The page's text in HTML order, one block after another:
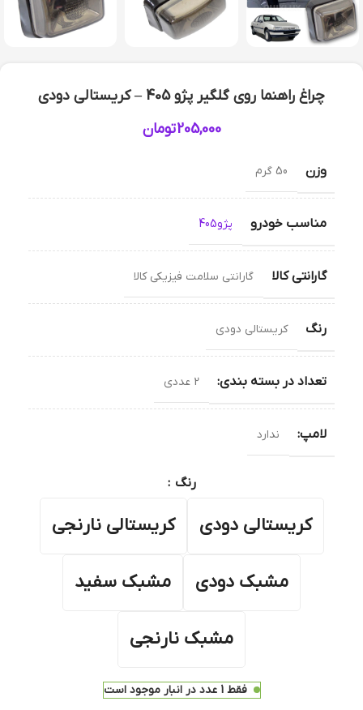
چراغ راهنما روی گلگیر پژو 405 – کریستالی دودی
205,000تومان
وزن 50 گرم
مناسب خودرو پژو405
گارانتی کالا گارانتی سلامت فیزیکی کالا
رنگ کریستالی دودی
تعداد در بسته بندی: 2 عددی
لامپ: ندارد
رنگ
کریستالی دودی کریستالی نارنجی
مشبک دودی مشبک سفید
مشبک نارنجی
فقط 1 عدد در انبار موجود است